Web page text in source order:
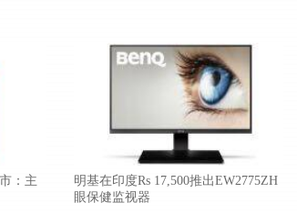
：主
明基在印度Rs 17,500推出EW2775ZH
眼保健监视器